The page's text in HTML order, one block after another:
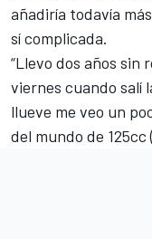
añadiría todavía
sí complicada.
“Llevo dos años sin
viernes cuando salí
llueve me veo un
del mundo de 125cc